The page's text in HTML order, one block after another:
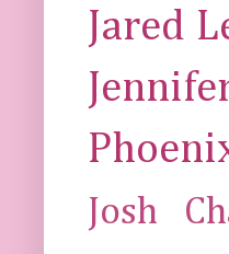
Jared
Josh